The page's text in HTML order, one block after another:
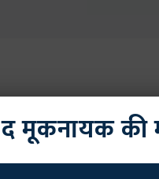
द मूकनायक की